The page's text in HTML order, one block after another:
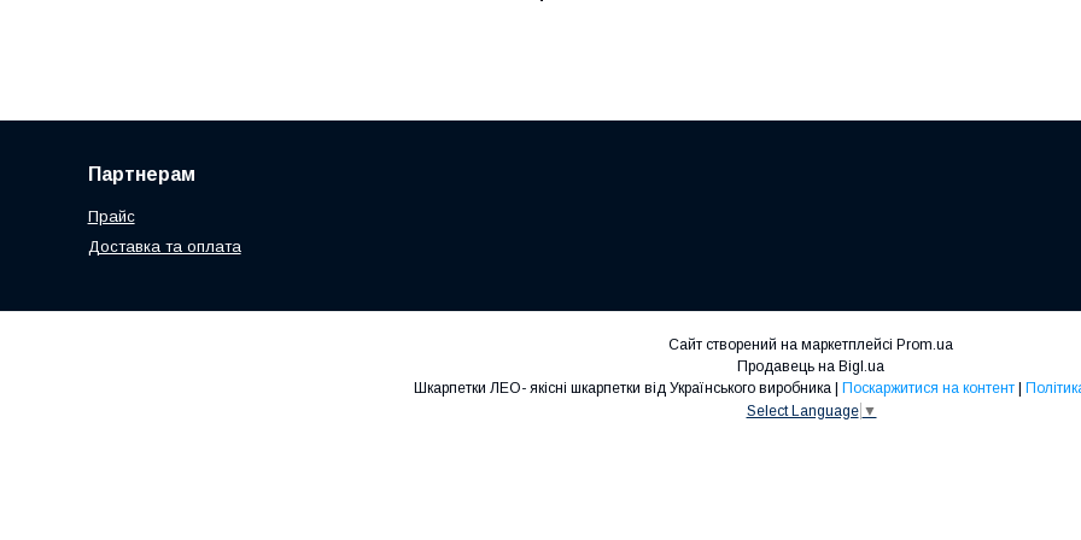
Партнерам
Прайс
Доставка та оплата
Сайт створений на маркетплейсі Prom.ua
Продавець на Bigl.ua
Поскаржитися на контент
Select Language ▼